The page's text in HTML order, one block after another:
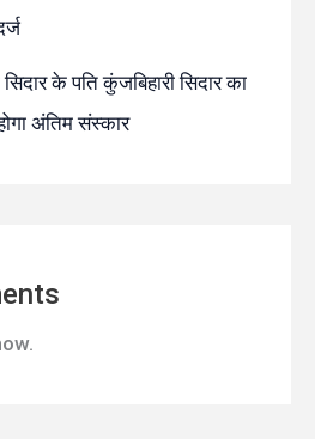
के पति कुंजबिहारी सिदार का
अंतिम संस्कार